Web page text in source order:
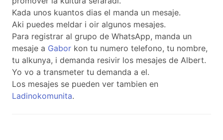
Kada unos kuantos dias el manda un mesaje.
Aki puedes meldar i oir algunos mesajes.
Para registrar al grupo de WhatsApp, manda un
mesaje a Gabor kon tu numero telefono, tu nombre,
tu alkunya, i demanda resivir los mesajes de Albert.
Yo vo a transmeter tu demanda a el.
Los mesajes se pueden ver tambien en
Ladinokomunita.